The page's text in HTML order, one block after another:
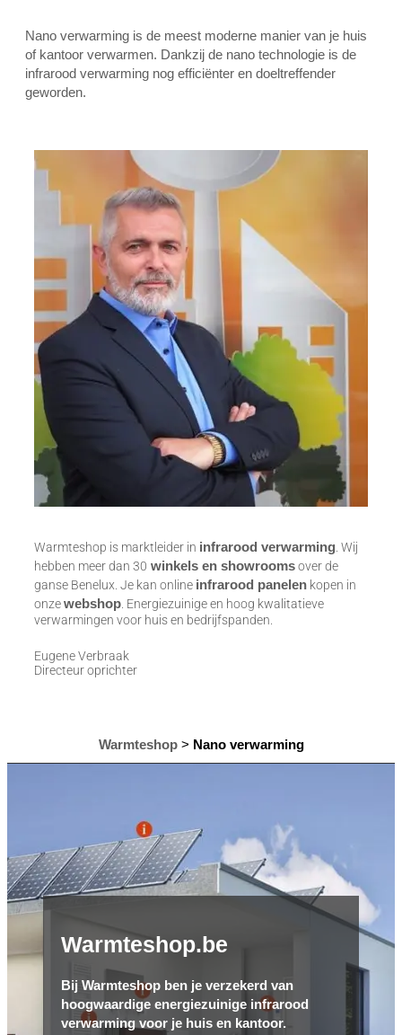
Nano verwarming is de meest moderne manier van je huis
of kantoor verwarmen. Dankzij de nano technologie is de
infrarood verwarming nog efficiënter en doeltreffender
geworden.
Warmteshop is marktleider in infrarood verwarming . Wij
hebben meer dan 30 winkels en showroomsover de
ganse Benelux. Je kan online infrarood panelen kopen in
onzewebshop . Energiezuinige en hoog kwalitatieve
verwarmingen voor huis en bedrijfspanden.
Eugene Verbraak
Directeur oprichter
Warmteshop> Nano verwarming
Warmteshop.be
Bij Warmteshop ben je verzekerd van
hoogwaardige energiezuinige infrarood
verwarming voor je huis en kantoor.